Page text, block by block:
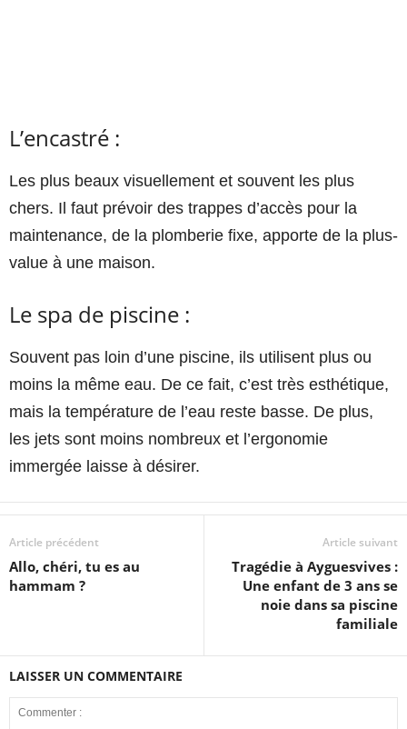
L’encastré :
Les plus beaux visuellement et souvent les plus
chers. Il faut prévoir des trappes d’accès pour la
maintenance, de la plomberie fixe, apporte de la plus-
value à une maison.
Le spa de piscine :
Souvent pas loin d’une piscine, ils utilisent plus ou
moins la même eau. De ce fait, c’est très esthétique,
mais la température de l’eau reste basse. De plus,
les jets sont moins nombreux et l’ergonomie
immergée laisse à désirer.
Article précédent
Allo, chéri, tu es au
hammam ?
Article suivant
Tragédie à Ayguesvives :
Une enfant de 3 ans se
noie dans sa piscine
familiale
LAISSER UN COMMENTAIRE